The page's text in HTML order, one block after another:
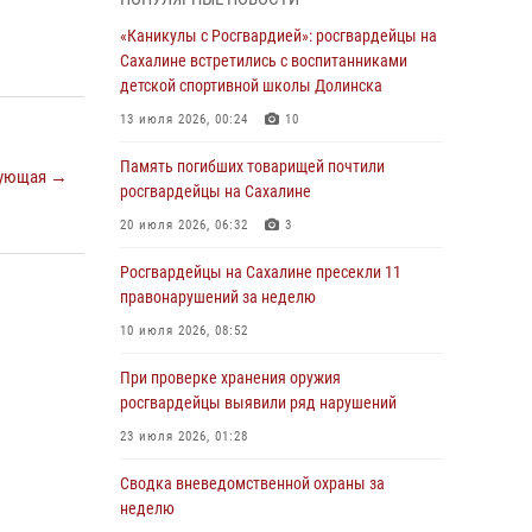
→
День образования тыловых подразделений
Росгвардии
31 июля 2026, 23:24
Сводка вневедомственной охраны за
неделю
31 июля 2026, 06:56
Сахалинские росгвардейцы стали лучшими
на чемпионате Восточного округа по
комплексному единоборству
В Управлении Росгвардии по Сахалинской
области прошли учебно-методические сборы
пунктов
30 июля 2026, 07:18
«Каникулы с Росгвардией»: росгвардейцы на
Сахалине встретились с воспитанниками
детской спортивной школы Долинска
13 июля 2026, 00:24 10
Память погибших товарищей почтили
росгвардейцы на Сахалине
20 июля 2026, 06:32 3
Росгвардейцы на Сахалине пресекли 11
правонарушений за неделю
10 июля 2026, 08:52
При проверке хранения оружия
росгвардейцы выявили ряд нарушений
23 июля 2026, 01:28
Сводка вневедомственной охраны за
неделю